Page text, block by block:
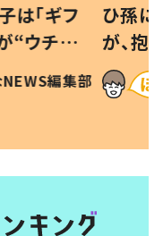
「ギフ
“ウチ給
とは #令
NEWS編集部
ひ孫に
が、抱
に「涙
方ない」